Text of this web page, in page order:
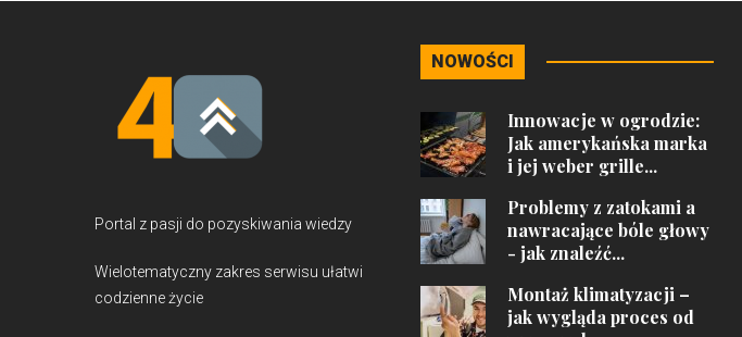
Portal z pasji do pozyskiwania wiedzy
Wielotematyczny zakres serwisu ułatwi
codzienne życie
NOWOŚCI
Innowacje w ogrodzie:
Jak amerykańska marka
i jej weber grille...
Problemy z zatokami a
nawracające bóle głowy
- jak znaleźć...
Montaż klimatyzacji –
jak wygląda proces od